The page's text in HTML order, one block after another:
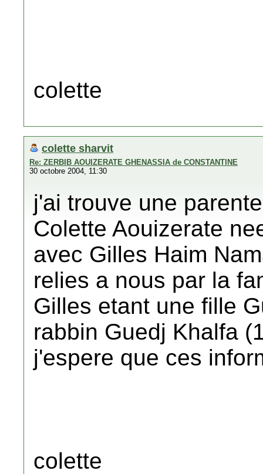
colette
colette sharvit
Re: ZERBIB AOUIZERATE GHENASSIA de CONSTANTINE
30 octobre 2004, 11:30
j'ai trouve une
Colette Aouizerate
avec Gilles Haim
relies a nous par la
Gilles etant une fille
rabbin Guedj Khalfa
j'espere que ces
colette